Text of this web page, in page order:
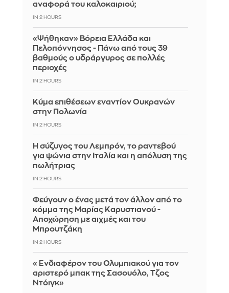
αναφορά του καλοκαιριού;
IN 2 HOURS
«Ψήθηκαν» Βόρεια Ελλάδα και
Πελοπόννησος - Πάνω από τους 39
βαθμούς ο υδράργυρος σε πολλές
περιοχές
IN 2 HOURS
Κύμα επιθέσεων εναντίον Ουκρανών
στην Πολωνία
IN 2 HOURS
Η σύζυγος του Λεμπρόν, το ραντεβού
για ψώνια στην Ιταλία και η απόλυση της
πωλήτριας
IN 2 HOURS
Φεύγουν ο ένας μετά τον άλλον από το
κόμμα της Μαρίας Καρυστιανού -
Αποχώρηση με αιχμές και του
Μπρουτζάκη
IN 2 HOURS
«Ενδιαφέρον του Ολυμπιακού για τον
αριστερό μπακ της Σασουόλο, Τζος
Ντόιγκ»